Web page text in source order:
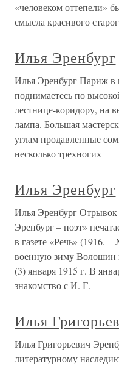
«человеком оттепели»
смысла красивого
Илья Эренбург
Илья Эренбург Париж
поднимаетесь по
лестнице-коридору, на
лампа. Большая
углам продавленные
несколько трехногих
Илья Эренбург
Илья Эренбург
Эренбург – поэт»
в газете «Речь» (1916.
военную зиму Волошин
(3) января 1915 г. В
знакомство с И. Г.
Илья
Илья Григорьевич
литературному